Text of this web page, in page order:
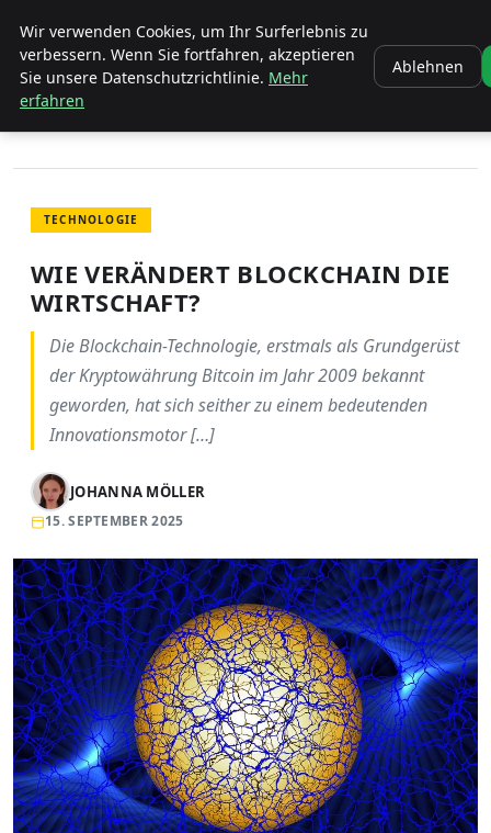
ENTDECKE PFORZHEIM
STARTSEITE
TECHNOLOGIE
WIE VERÄNDERT BLOCKCHAIN DIE WIRTSCHAFT?
TECHNOLOGIE
WIE VERÄNDERT BLOCKCHAIN DIE
WIRTSCHAFT?
Die Blockchain-Technologie, erstmals als Grundgerüst
der Kryptowährung Bitcoin im Jahr 2009 bekannt
geworden, hat sich seither zu einem bedeutenden
Innovationsmotor […]
JOHANNA MÖLLER
15. SEPTEMBER 2025
Wir verwenden Cookies, um Ihr Surferlebnis zu
verbessern. Wenn Sie fortfahren, akzeptieren
Sie unsere Datenschutzrichtlinie. Mehr
erfahren
Ablehnen